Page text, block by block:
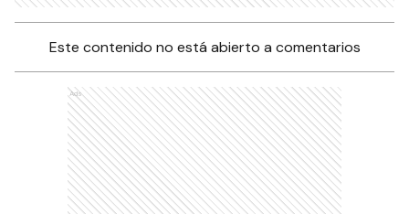
Este contenido no está abierto a comentarios
Ads